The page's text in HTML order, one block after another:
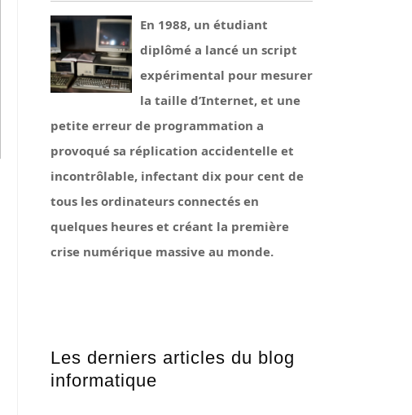
En 1988, un étudiant
diplômé a lancé un script
expérimental pour mesurer
la taille d’Internet, et une
petite erreur de programmation a
provoqué sa réplication accidentelle et
incontrôlable, infectant dix pour cent de
tous les ordinateurs connectés en
quelques heures et créant la première
crise numérique massive au monde.
Les derniers articles du blog
informatique